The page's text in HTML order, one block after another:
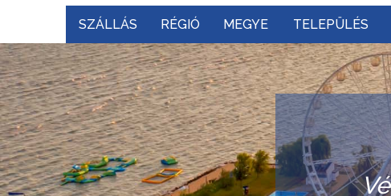
SZÁLLÁS RÉGIÓ MEGYE TELEPÜLÉS